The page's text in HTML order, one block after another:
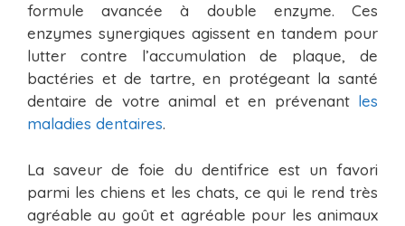
formule avancée à double enzyme. Ces
enzymes synergiques agissent en tandem pour
lutter contre l’accumulation de plaque, de
bactéries et de tartre, en protégeant la santé
dentaire de votre animal et en prévenant les
maladies dentaires.
La saveur de foie du dentifrice est un favori
parmi les chiens et les chats, ce qui le rend très
agréable au goût et agréable pour les animaux